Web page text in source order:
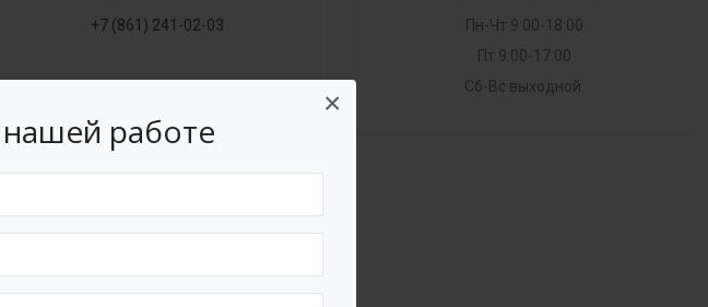
работе
×
+7 (861) 241-02-03
Пн-Чт 9:00-18:00
Пт 9:00-17:00
Сб-Вс выходной.